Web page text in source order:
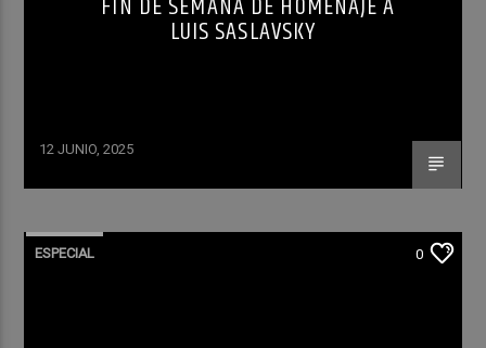
LUIS SASLAVSKY
12 JUNIO, 2025
ESPECIAL 0